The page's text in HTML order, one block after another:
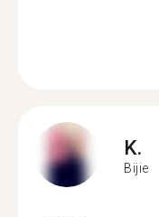
K.
Bijie